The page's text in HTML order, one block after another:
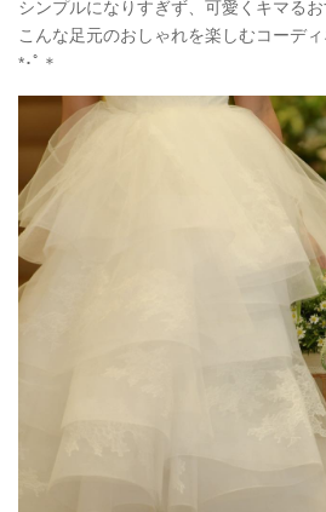
シンプルになりすぎず、可愛くキマる
こんな足元のおしゃれを楽しむコーデ
*･ﾟ＊